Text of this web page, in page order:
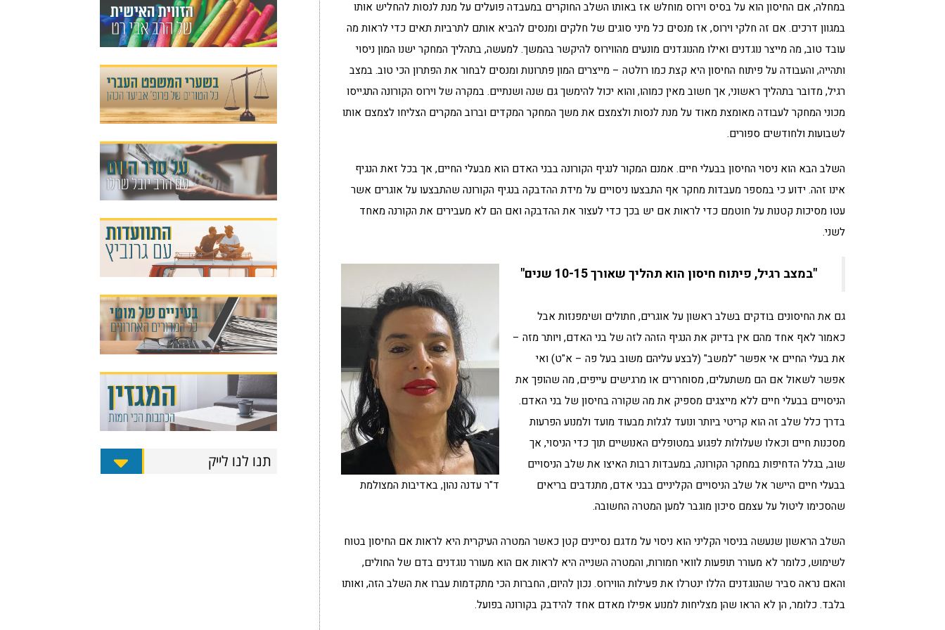
במחלה, אם החיסון הוא על בסיס וירוס מוחלש אז באותו השלב החוקרים במעבדה פועלים על מנת לנסות להחליש אותו
במגוון דרכים. אם זה חלקי וירוס, אז מנסים כל מיני סוגים של חלקים ומנסים להביא אותם לתרביות תאים כדי לראות מה
עובד טוב, מה מייצר נוגדנים ואילו מהנוגדנים מונעים מהווירוס להיקשר בהמשך. למעשה, בתהליך המחקר ישנו המון ניסוי
ותהייה, והעבודה על פיתוח החיסון היא קצת כמו רולטה – מייצרים המון פתרונות ומנסים לבחור את הפתרון הכי טוב. במצב
רגיל, מדובר בתהליך ראשוני, אך חשוב מאין כמוהו, והוא יכול להימשך גם שנה ושנתיים. במקרה של וירוס הקורונה התגייסו
מכוני המחקר לעבודה מאומצת מאוד על מנת לנסות ולצמצם את משך המחקר המקדים וברוב המקרים הצליחו לצמצם אותו
לשבועות ולחודשים ספורים.
השלב הבא הוא ניסוי החיסון בבעלי חיים. אמנם המקור לנגיף הקורונה בבני האדם הוא מבעלי החיים, אך בכל זאת הנגיף
אינו זהה. ידוע כי במספר מעבדות מחקר אף התבצעו ניסויים על מידת ההדבקה בנגיף הקורונה שהתבצעו על אוגרים אשר
עטו מסיכות קטנות על חוטמם כדי לראות אם יש בכך כדי לעצור את ההדבקה ואם הם לא מעבירים את הקורנה מאחד
לשני.
ד"ר עדנה נהון, באדיבות המצולמת
"במצב רגיל, פיתוח חיסון הוא תהליך שאורך 10-15 שנים"
גם את החיסונים בודקים בשלב ראשון על אוגרים, חתולים ושימפנזות אבל
כאמור לאף אחד מהם אין בדיוק את הנגיף הזהה לזה של בני האדם, ויותר מזה –
את בעלי החיים אי אפשר "למשב" (לבצע עליהם משוב בעל פה – א"ט) ואי
אפשר לשאול אם הם משתעלים, מסוחררים או מרגישים עייפים, מה שהופך את
הניסויים בבעלי חיים ללא מייצגים מספיק את מה שקורה בחיסון של בני האדם.
בדרך כלל שלב זה הוא קריטי ביותר ונועד לגלות מבעוד מועד ולמנוע הפרעות
מסכנות חיים וכאלו שעלולות לפגוע במטופלים האנושיים תוך כדי הניסוי, אך
שוב, בגלל הדחיפות במחקר הקורונה, במעבדות רבות האיצו את שלב הניסויים
בבעלי חיים היישר אל שלב הניסויים הקליניים בבני אדם, מתנדבים בריאים
שהסכימו ליטול על עצמם סיכון מוגבר למען המטרה החשובה.
השלב הראשון שנעשה בניסוי הקליני הוא ניסוי על מדגם נסיינים קטן כאשר המטרה העיקרית היא לראות אם החיסון בטוח
לשימוש, כלומר לא מעורר תופעות לוואי חמורות, והמטרה השנייה היא לראות אם הוא מעורר נוגדנים בדם של החולים,
והאם נראה סביר שהנוגדנים הללו ינטרלו את פעילות הווירוס. נכון להיום, החברות הכי מתקדמות עברו את השלב הזה, ואותו
בלבד. כלומר, הן לא הראו שהן מצליחות למנוע אפילו מאדם אחד להידבק בקורונה בפועל.
תנו לנו לייק